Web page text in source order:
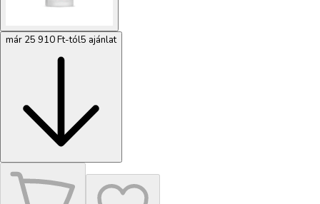
már 25 910 Ft-tól5 ajánlat